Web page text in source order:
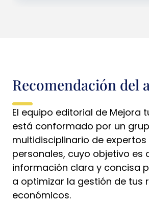
Recomendación del
El equipo editorial de Mejora
está conformado por un
multidisciplinario de expertos
personales, cuyo objetivo es
información clara y concisa
a optimizar la gestión de tus
económicos.